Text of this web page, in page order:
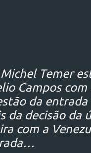
Temer
Campos
da entrada
da decisão da
com a